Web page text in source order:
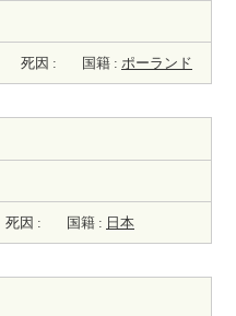
死因 : 国籍 : ポーランド
死因 : 国籍 : 日本